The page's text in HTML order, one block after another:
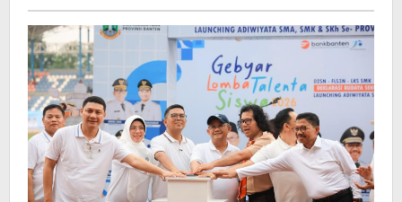
Aman
dan
Nyaman
Indonesia